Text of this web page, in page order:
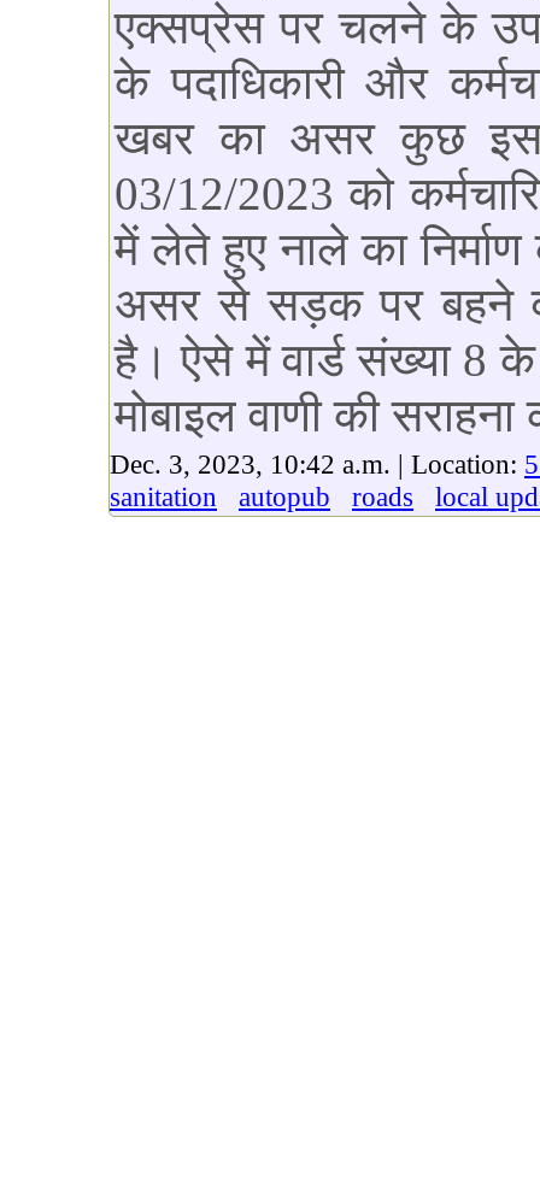
एक्सप्रेस पर चलने के
के पदाधिकारी और
खबर का असर कुछ
03/12/2023 को
में लेते हुए नाले का
असर से सड़क पर बहने
है। ऐसे में वार्ड संख्या 8 के
मोबाइल वाणी की
Dec. 3, 2023, 10:42 a.m. | Location:
sanitation
autopub roads local